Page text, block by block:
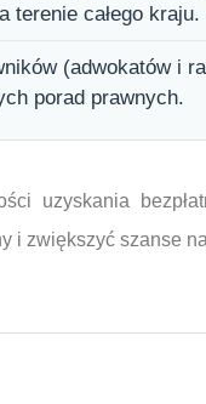
terenie całego kraju.
(adwokatów i
porad prawnych.
uzyskania
i zwiększyć szanse